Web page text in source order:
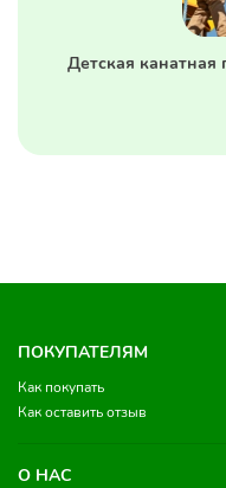
Детская канатная
ПОКУПАТЕЛЯМ
Как покупать
Как оставить отзыв
О НАС